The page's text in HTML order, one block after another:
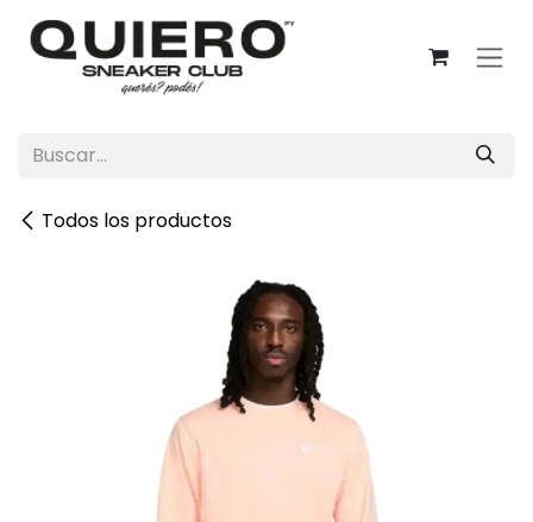
Ir al contenido
Todos los productos